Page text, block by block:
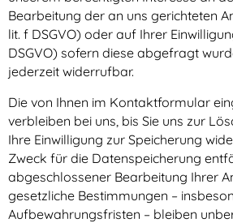
Bearbeitung der an uns gerichteten
lit. f DSGVO) oder auf Ihrer
DSGVO) sofern diese abgefragt
jederzeit widerrufbar.
Die von Ihnen im Kontaktformular
verbleiben bei uns, bis Sie uns zur
Ihre Einwilligung zur Speicherung
Zweck für die Datenspeicherung
abgeschlossener Bearbeitung Ihrer
gesetzliche Bestimmungen –
Aufbewahrungsfristen – bleiben